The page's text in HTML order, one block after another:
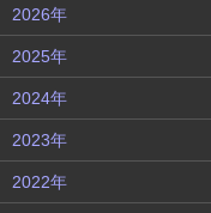
2026年
2025年
2024年
2023年
2022年